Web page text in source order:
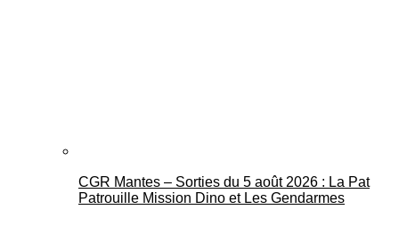
CGR Mantes – Sorties du 5 août 2026 : La Pat
Patrouille Mission Dino et Les Gendarmes